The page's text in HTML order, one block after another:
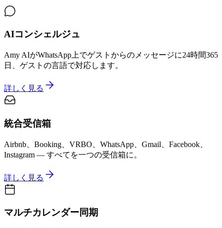
AIコンシェルジュ
Amy AIがWhatsApp上でゲストからのメッセージに24時間365
日、ゲストの言語で対応します。
詳しく見る
統合受信箱
Airbnb、Booking、VRBO、WhatsApp、Gmail、Facebook、
Instagram — すべてを一つの受信箱に。
詳しく見る
マルチカレンダー同期